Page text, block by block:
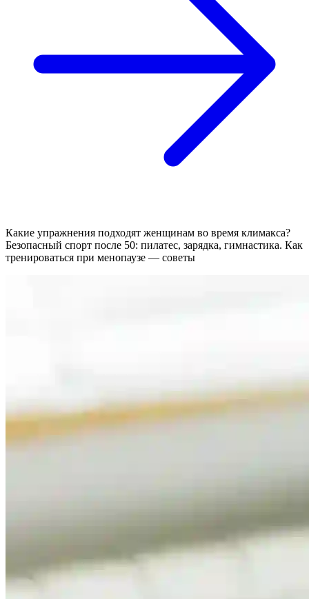
Какие упражнения подходят женщинам во время климакса?
Безопасный спорт после 50: пилатес, зарядка, гимнастика. Как
тренироваться при менопаузе — советы